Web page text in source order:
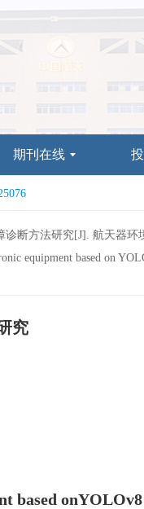
期刊在线
断方法研究[J]. 航天器环
equipment based on
究
based